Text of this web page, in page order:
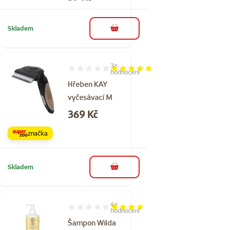
Skladem do košíku
Hřeben KAY
vyčesávací M
Hodnocení 100%, počet hodnocení: 3
3×
hodnocení
Cena
369 Kč
značka
Skladem do košíku
Šampon Wilda
Hodnocení 75%, počet hodnocení: 4
4×
hodnocení